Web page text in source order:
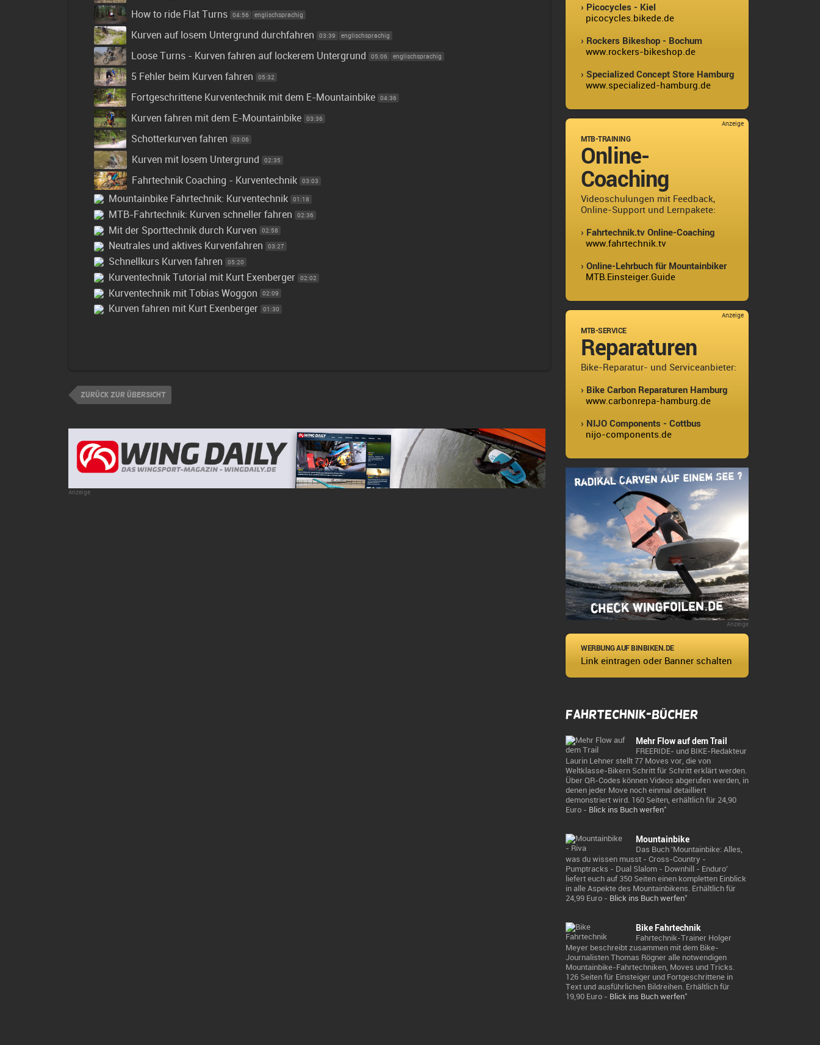
How to ride Flat Turns 04:56 englischsprachig
Kurven auf losem Untergrund durchfahren 03:39 englischsprachig
Loose Turns - Kurven fahren auf lockerem Untergrund 05:06 englischsprachig
5 Fehler beim Kurven fahren 05:32
Fortgeschrittene Kurventechnik mit dem E-Mountainbike 04:36
Kurven fahren mit dem E-Mountainbike 03:36
Schotterkurven fahren 03:06
Kurven mit losem Untergrund 02:35
Fahrtechnik Coaching - Kurventechnik 03:03
Mountainbike Fahrtechnik: Kurventechnik 01:18
MTB-Fahrtechnik: Kurven schneller fahren 02:36
Mit der Sporttechnik durch Kurven 02:58
Neutrales und aktives Kurvenfahren 03:27
Schnellkurs Kurven fahren 05:20
Kurventechnik Tutorial mit Kurt Exenberger 02:02
Kurventechnik mit Tobias Woggon 02:09
Kurven fahren mit Kurt Exenberger 01:30
zurück zur Übersicht
Anzeige
› Picocycles - Kiel
picocycles.bikede.de
› Rockers Bikeshop - Bochum
www.rockers-bikeshop.de
› Specialized Concept Store Hamburg
www.specialized-hamburg.de
Anzeige
MTB-TRAINING
Online-
Coaching
Videoschulungen mit Feedback,
Online-Support und Lernpakete:
› Fahrtechnik.tv Online-Coaching
www.fahrtechnik.tv
› Online-Lehrbuch für Mountainbiker
MTB.Einsteiger.Guide
Anzeige
MTB-SERVICE
Reparaturen
Bike-Reparatur- und Serviceanbieter:
› Bike Carbon Reparaturen Hamburg
www.carbonrepa-hamburg.de
› NIJO Components - Cottbus
nijo-components.de
Anzeige
WERBUNG AUF BINBIKEN.DE
Link eintragen oder Banner schalten
Fahrtechnik-Bücher
Mehr Flow auf dem Trail
FREERIDE- und BIKE-Redakteur
Laurin Lehner stellt 77 Moves vor, die von
Weltklasse-Bikern Schritt für Schritt erklärt werden.
Über QR-Codes können Videos abgerufen werden, in
denen jeder Move noch einmal detailliert
demonstriert wird. 160 Seiten, erhältlich für 24,90
Euro - Blick ins Buch werfen*
Mountainbike
Das Buch 'Mountainbike: Alles,
was du wissen musst - Cross-Country -
Pumptracks - Dual Slalom - Downhill - Enduro'
liefert euch auf 350 Seiten einen kompletten Einblick
in alle Aspekte des Mountainbikens. Erhältlich für
24,99 Euro - Blick ins Buch werfen*
Bike Fahrtechnik
Fahrtechnik-Trainer Holger
Meyer beschreibt zusammen mit dem Bike-
Journalisten Thomas Rögner alle notwendigen
Mountainbike-Fahrtechniken, Moves und Tricks.
126 Seiten für Einsteiger und Fortgeschrittene in
Text und ausführlichen Bildreihen. Erhältlich für
19,90 Euro - Blick ins Buch werfen*